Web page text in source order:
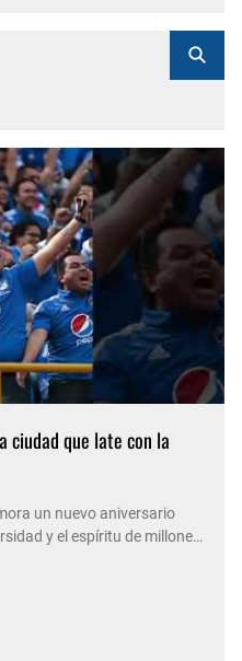
ciudad que late con la
un nuevo aniversario
y el espíritu de millones
viva. Bogotá está de
488 años de historia,